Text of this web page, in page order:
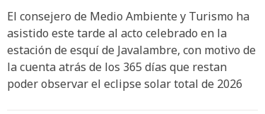
El consejero de Medio Ambiente y Turismo ha
asistido este tarde al acto celebrado en la
estación de esquí de Javalambre, con motivo de
la cuenta atrás de los 365 días que restan
poder observar el eclipse solar total de 2026